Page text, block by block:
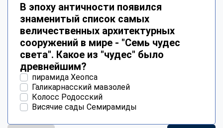
В эпоху античности появился
знаменитый список самых
величественных архитектурных
сооружений в мире - "Семь чудес
света". Какое из "чудес" было
древнейшим?
пирамида Хеопса
Галикарнасский мавзолей
Колосс Родосский
Висячие сады Семирамиды